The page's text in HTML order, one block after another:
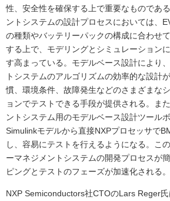
性、安全性を確保する上で重要なものであ
ントシステムの設計プロセスにおいては、
の種類やバッテリーパックの構成に合わせ
する上で、モデリングとシミュレーション
す高まっている。モデルベース設計により
トシステムのアルゴリズムの効率的な設計
慣、環境条件、故障発生などのさまざまな
ョンでテストできる手段が提供される。ま
ントシステム用のモデルベース設計ツール
Simulinkモデルから直接NXPプロセッサで
し、容易にテストを行えるようになる。こ
ーマネジメントシステムの開発プロセスが
ピングとテストのフェーズが加速化される。
NXP Semiconductors社CTOのLars Reger